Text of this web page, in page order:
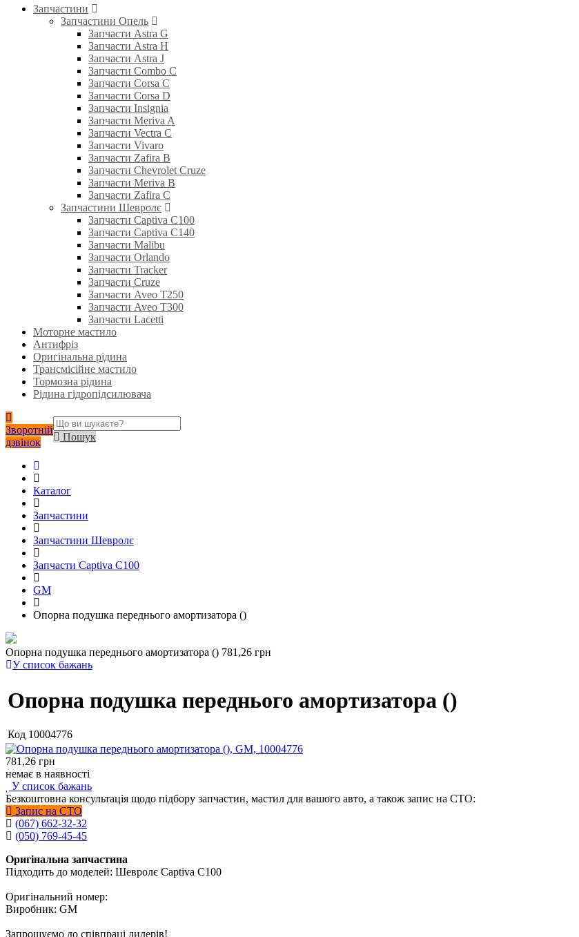
Запчастини
Запчастини Опель
Запчасти Astra G
Запчасти Astra H
Запчасти Astra J
Запчасти Combo C
Запчасти Corsa C
Запчасти Corsa D
Запчасти Insignia
Запчасти Meriva A
Запчасти Vectra C
Запчасти Vivaro
Запчасти Zafira B
Запчасти Chevrolet Cruze
Запчасти Meriva B
Запчасти Zafira C
Запчастини Шевролє
Запчасти Captiva C100
Запчасти Captiva C140
Запчасти Malibu
Запчасти Orlando
Запчасти Tracker
Запчасти Cruze
Запчасти Aveo T250
Запчасти Aveo T300
Запчасти Lacetti
Моторне мастило
Антифріз
Оригінальна рідина
Трансмісійне мастило
Тормозна рідина
Рідина гідропідсилювача
Зворотній
дзвінок
Пошук
Каталог
Запчастини
Запчастини Шевролє
Запчасти Captiva C100
GM
Опорна подушка переднього амортизатора ()
Опорна подушка переднього амортизатора () 781,26 грн
У список бажань
Опорна подушка переднього амортизатора ()
Код 10004776
781,26 грн
немає в наявності
У список бажань
Безкоштовна консультація щодо підбору запчастин, мастил для вашого авто, а також запис на СТО:
Запис на СТО
(067) 662-32-32
(050) 769-45-45
Оригінальна запчастина
Підходить до моделей: Шевролє Captiva C100
Оригінальний номер:
Виробник: GM
Запрошуємо до співпраці дилерів!